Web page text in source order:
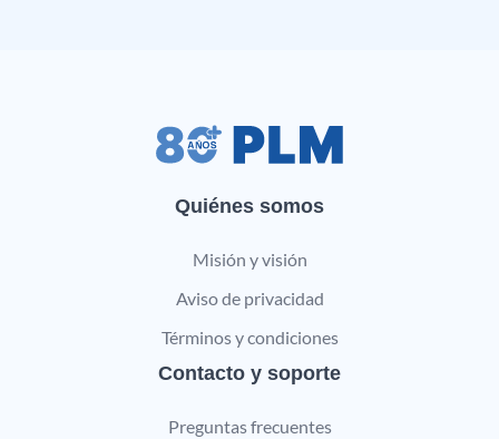
Quiénes somos
Misión y visión
Aviso de privacidad
Términos y condiciones
Contacto y soporte
Preguntas frecuentes